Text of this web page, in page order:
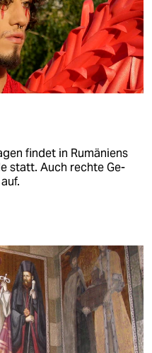
findet in Rumäniens
statt. Auch rechte Ge­